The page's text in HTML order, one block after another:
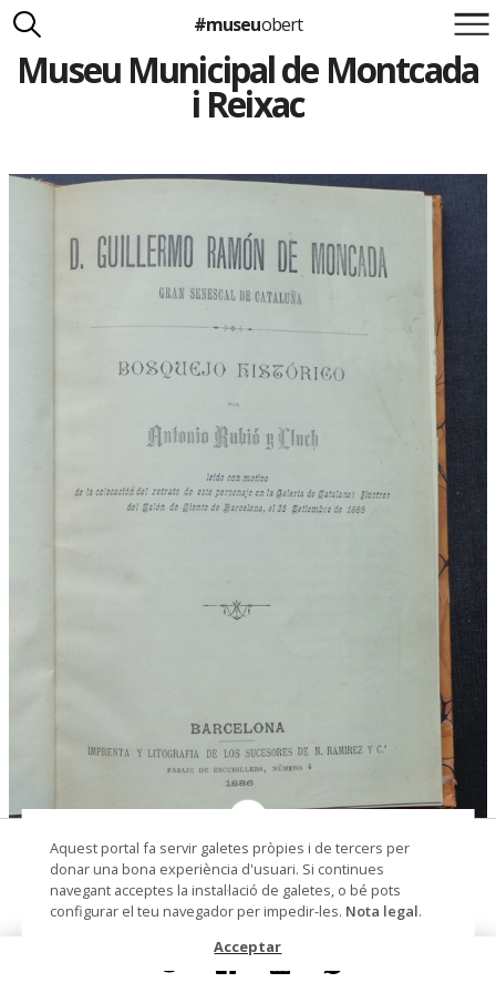
Suma't a la iniciativa
info@museuobert.cat.
Carlota Royo
#museuobert
Museu Municipal de Montcada
i Reixac
© Museu Municipal de Montcada i Reixac
D.Guillermo Ramón de Moncada. Gran
Senescal de Cataluña.
llibre
Aquest portal fa servir galetes pròpies i de tercers per
donar una bona experiència d'usuari. Si continues
navegant acceptes la instal·lació de galetes, o bé pots
configurar el teu navegador per impedir-les. Nota legal.
Acceptar